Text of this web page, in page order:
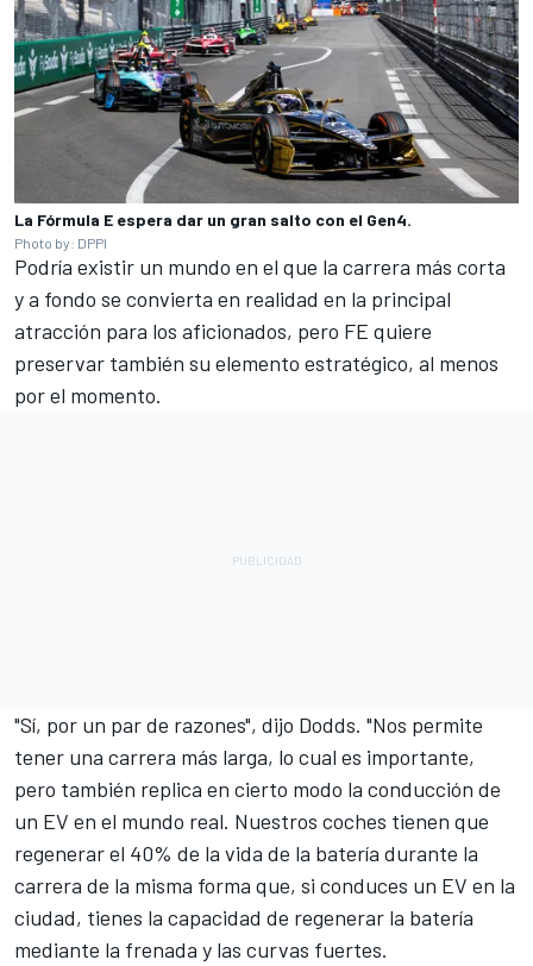
La Fórmula E espera dar un gran salto con el Gen4.
Photo by: DPPI
Podría existir un mundo en el que la carrera más corta
y a fondo se convierta en realidad en la principal
atracción para los aficionados, pero FE quiere
preservar también su elemento estratégico, al menos
por el momento.
"Sí, por un par de razones", dijo Dodds. "Nos permite
tener una carrera más larga, lo cual es importante,
pero también replica en cierto modo la conducción de
un EV en el mundo real. Nuestros coches tienen que
regenerar el 40% de la vida de la batería durante la
carrera de la misma forma que, si conduces un EV en la
ciudad, tienes la capacidad de regenerar la batería
mediante la frenada y las curvas fuertes.